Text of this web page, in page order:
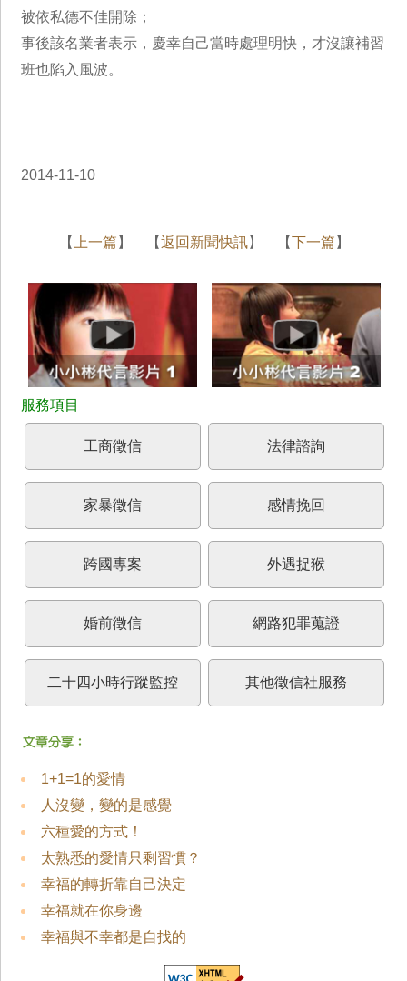
被依私德不佳開除；
事後該名業者表示，慶幸自己當時處理明快，才沒讓補習
班也陷入風波。
2014-11-10
【 上一篇 】 【返回新聞快訊】 【下一篇 】
工商徵信 法律諮詢
家暴徵信 感情挽回
跨國專案 外遇捉猴
婚前徵信 網路犯罪蒐證
二十四小時行蹤監控 其他徵信社服務
1+1=1的愛情
人沒變，變的是感覺
六種愛的方式！
太熟悉的愛情只剩習慣？
幸福的轉折靠自己決定
幸福就在你身邊
幸福與不幸都是自找的